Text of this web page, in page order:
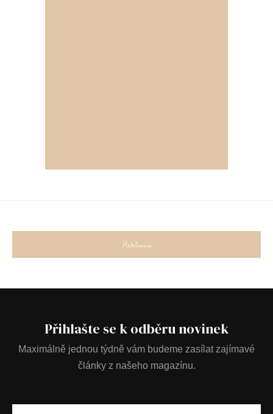
Přihlašte se k odběru novinek
Maximálně jednou týdně vám budeme zasílat zajímavé
články z našeho magazínu.